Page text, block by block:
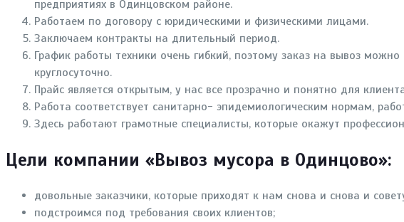
предприятиях в Одинцовском районе.
Работаем по договору с юридическими и физическими лицами.
Заключаем контракты на длительный период.
График работы техники очень гибкий, поэтому заказ на вывоз
круглосуточно.
Прайс является открытым, у нас все прозрачно и понятно для
Работа соответствует санитарно- эпидемиологическим нормам,
Здесь работают грамотные специалисты, которые окажут
Цели компании «Вывоз мусора в Одинцово»:
довольные заказчики, которые приходят к нам снова и снова и
подстроимся под требования своих клиентов;